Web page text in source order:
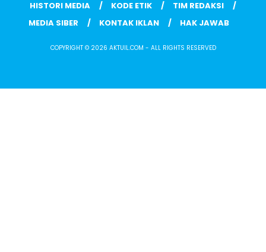
HISTORI MEDIA KODE ETIK
TIM REDAKSI
MEDIA SIBER
KONTAK IKLAN HAK JAWAB
COPYRIGHT © 2026 AKTUIL.COM - ALL RIGHTS RESERVED